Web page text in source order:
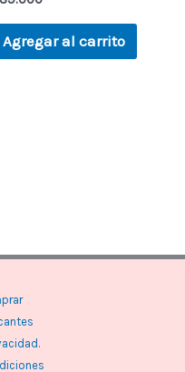
Agregar al carrito